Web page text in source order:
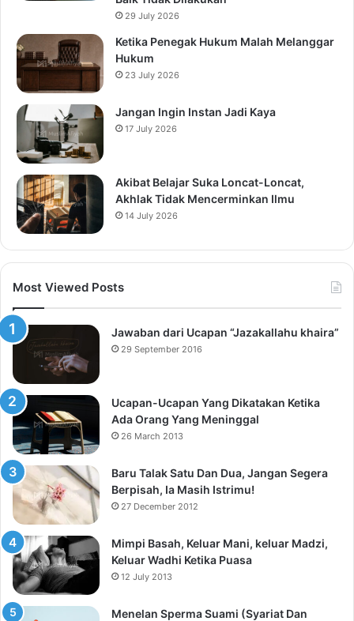
29 July 2026
Ketika Penegak Hukum Malah Melanggar
Hukum
23 July 2026
Jangan Ingin Instan Jadi Kaya
17 July 2026
Akibat Belajar Suka Loncat-Loncat,
Akhlak Tidak Mencerminkan Ilmu
14 July 2026
Most Viewed Posts
Jawaban dari Ucapan “Jazakallahu khaira”
29 September 2016
Ucapan-Ucapan Yang Dikatakan Ketika
Ada Orang Yang Meninggal
26 March 2013
Baru Talak Satu Dan Dua, Jangan Segera
Berpisah, Ia Masih Istrimu!
27 December 2012
Mimpi Basah, Keluar Mani, keluar Madzi,
Keluar Wadhi Ketika Puasa
12 July 2013
Menelan Sperma Suami (Syariat Dan